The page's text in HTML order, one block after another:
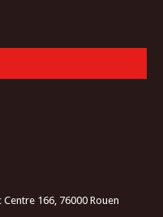
Centre 166, 76000 Rouen